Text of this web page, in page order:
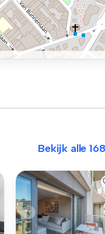
Bekijk alle